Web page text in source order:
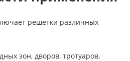
решетки различных
зон, дворов, тротуаров,